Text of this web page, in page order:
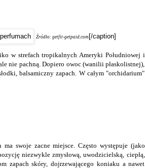
Źródło: getfit-getpaid.com [/caption]
w strefach tropikalnych Ameryki Południowej i
nie pachną. Dopiero owoc (wanilii płaskolistnej),
balsamiczny zapach. W całym "orchidarium"
swoje zacne miejsce. Często występuje (jako
niezwykle zmysłową, uwodzicielską, ciepłą,
zapach skóry, dojrzewającego koniaku a nawet